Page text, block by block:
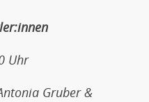
Uhr
Gruber &